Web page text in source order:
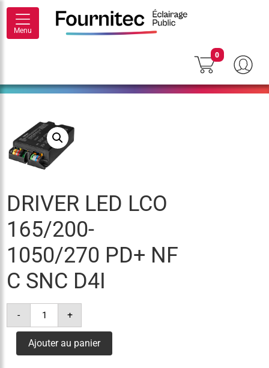
Menu
0
DRIVER LED LCO
165/200-
1050/270 PD+ NF
C SNC D4I
-
quantité
driver
lco
165/200-
+
Ajouter au panier